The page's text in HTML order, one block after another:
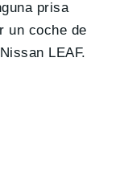
prisa
un coche de
LEAF.